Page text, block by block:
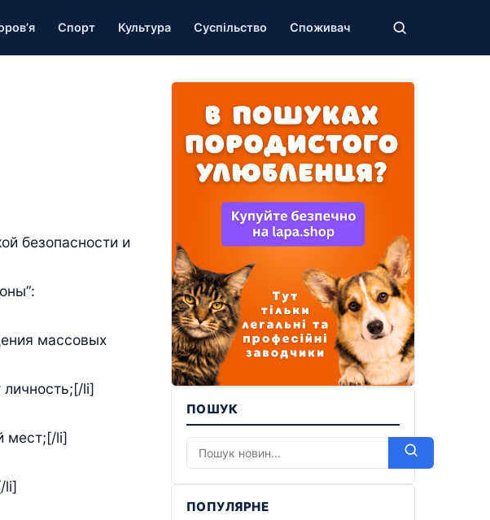
Спорт Культура Суспільство Споживач
безопасности и
массовых
li]
мест;[/li]
li]
ПОШУК
ПОПУЛЯРНЕ